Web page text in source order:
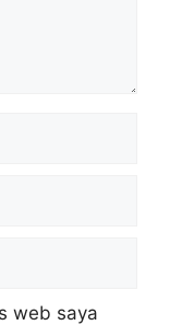
web saya